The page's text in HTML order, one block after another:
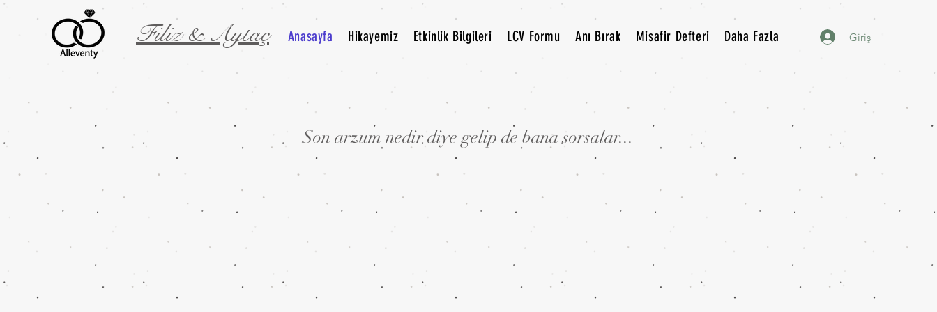
Filiz & Aytaç Anasayfa Hikayemiz Etkinlik Bilgileri LCV Formu Anı Bırak Misafir Defteri Daha Fazla Giriş
Son arzum nedir diye gelip de bana sorsalar...